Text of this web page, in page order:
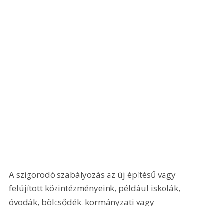
A szigorodó szabályozás az új építésű vagy
felújított közintézményeink, például iskolák,
óvodák, bölcsődék, kormányzati vagy